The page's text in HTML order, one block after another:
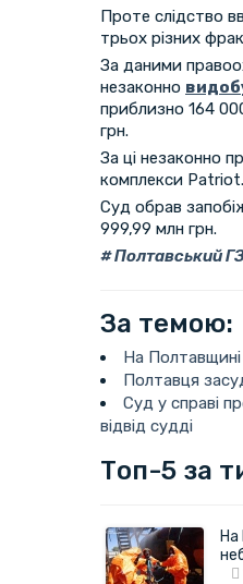
Проте слідство
трьох різних
За даними
незаконно
приблизно 164
грн.
За ці незаконно
комплекси Patriot.
Суд обрав
999,99 млн грн.
Полтавський
За темою:
На Полтавщині
Полтавця
Суд у справі
відвід судді
Топ-5 за
На